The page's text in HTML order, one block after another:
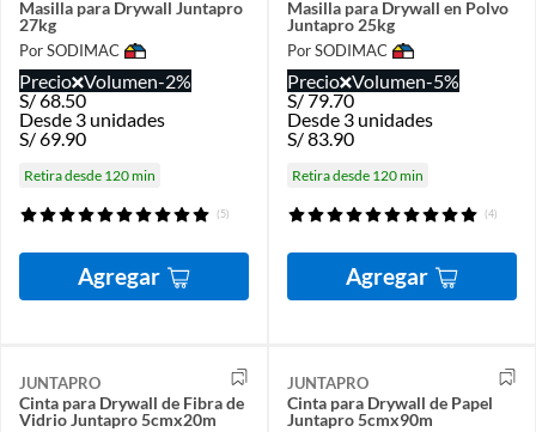
Masilla para Drywall Juntapro
27kg
Por SODIMAC
Precio Volumen-2%
S/68.50
Desde 3 unidades
S/69.90
Retira desde 120 min
(5)
Agregar
Masilla para Drywall en Polvo
Juntapro 25kg
Por SODIMAC
Precio Volumen-5%
S/79.70
Desde 3 unidades
S/83.90
Retira desde 120 min
(4)
Agregar
JUNTAPRO
Cinta para Drywall de Fibra de
Vidrio Juntapro 5cmx20m
JUNTAPRO
Cinta para Drywall de Papel
Juntapro 5cmx90m